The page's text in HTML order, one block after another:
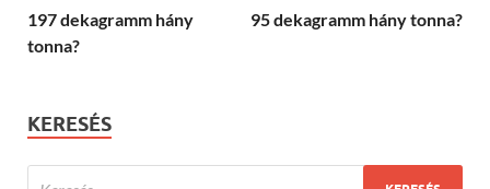
197 dekagramm hány
tonna?
95 dekagramm hány tonna?
KERESÉS